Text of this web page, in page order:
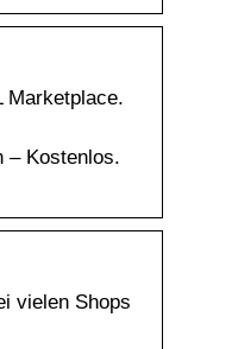
Marketplace.
– Kostenlos.
vielen Shops